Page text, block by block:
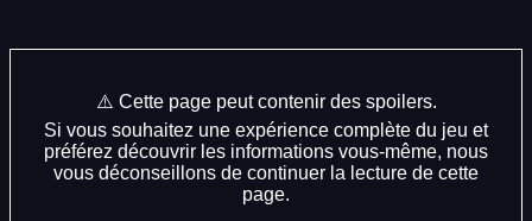
⚠️ Cette page peut contenir des spoilers.
Si vous souhaitez une expérience complète du jeu et
préférez découvrir les informations vous-même, nous
vous déconseillons de continuer la lecture de cette
page.